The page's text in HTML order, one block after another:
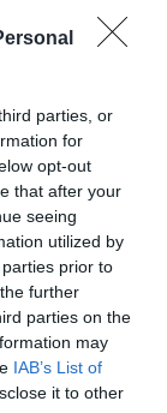
parties, or
for
opt-out
that after your
seeing
utilized by
prior to
further
parties on the
may
IAB’s List of
it to other
τίτλο Tις
News
και τον